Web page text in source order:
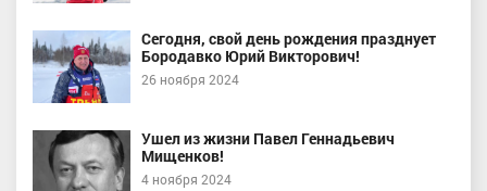
Сегодня, свой день рождения празднует
Бородавко Юрий Викторович!
26 ноября 2024
Ушел из жизни Павел Геннадьевич
Мищенков!
4 ноября 2024